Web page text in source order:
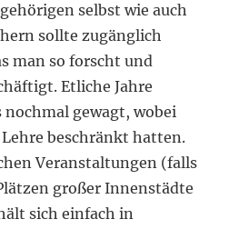
selbst wie auch
sollte zugänglich
man so forscht und
Etliche Jahre
nochmal gewagt, wobei
beschränkt hatten.
Veranstaltungen (falls
großer Innenstädte
sich einfach in